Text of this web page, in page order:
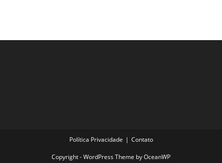
Política Privacidade Contato
Copyright - WordPress Theme by OceanWP